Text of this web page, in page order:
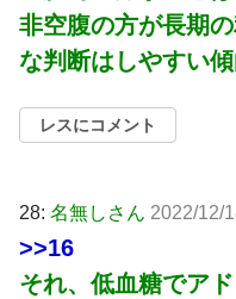
非空腹の方が長期
な判断はしやすい
レスにコメント
28: 名無しさん 2022/12/
>>16
それ、低血糖でア